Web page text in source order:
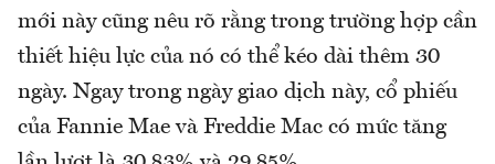
mới này cũng nêu rõ rằng trong trường hợp cần
thiết hiệu lực của nó có thể kéo dài thêm 30
ngày. Ngay trong ngày giao dịch này, cổ phiếu
của Fannie Mae và Freddie Mac có mức tăng